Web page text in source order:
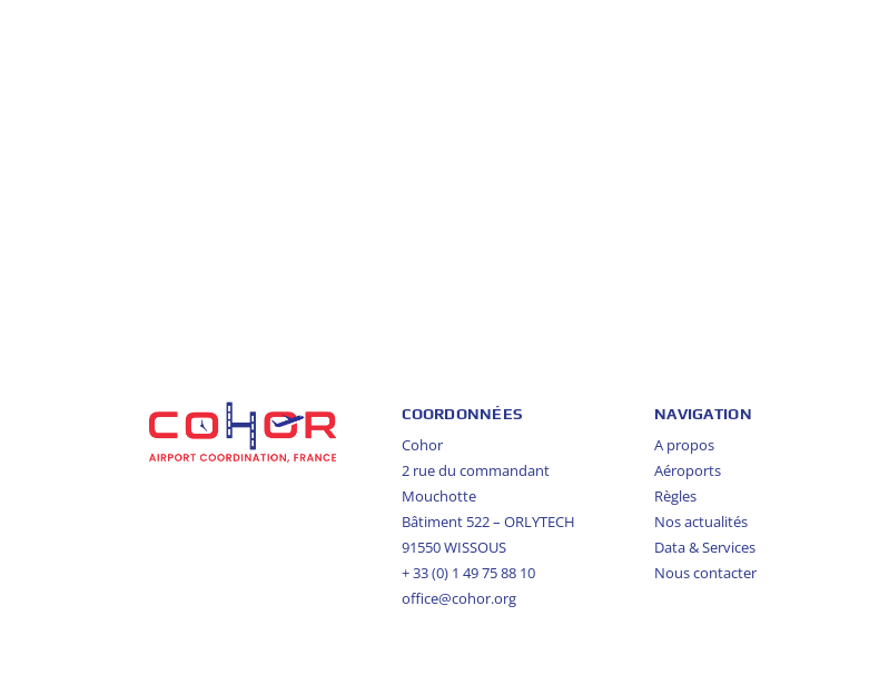
COORDONNÉES
Cohor
2 rue du commandant
Mouchotte
Bâtiment 522 – ORLYTECH
91550 WISSOUS
+ 33 (0) 1 49 75 88 10
office@cohor.org
NAVIGATION
A propos
Aéroports
Règles
Nos actualités
Data & Services
Nous contacter